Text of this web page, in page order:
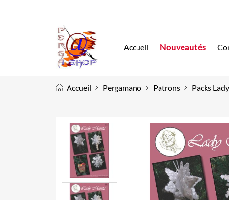
Accueil Nouveautés
Accueil Pergamano Patrons Packs